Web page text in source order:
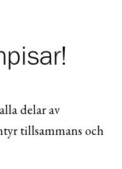
delar av
tillsammans och